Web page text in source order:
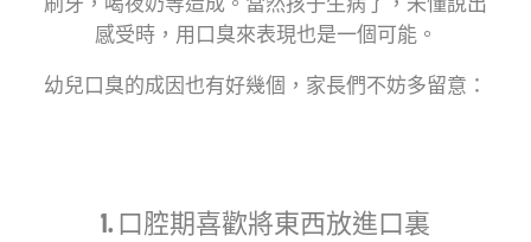
蛀牙 牙齒保健 日常口腔護理
電動牙刷
其他熱門話題
感受時，用口臭來表現也是一個可能。
幼兒口臭的成因也有好幾個，家長們不妨多留意：
1. 口腔期喜歡將東西放進口裏